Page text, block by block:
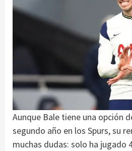
Aunque Bale tiene una opción
segundo año en los Spurs, su
muchas dudas: solo ha jugado